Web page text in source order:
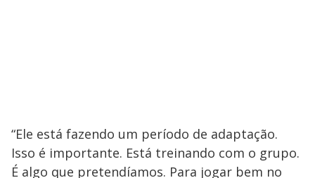
“Ele está fazendo um período de adaptação.
Isso é importante. Está treinando com o grupo.
É algo que pretendíamos. Para jogar bem no